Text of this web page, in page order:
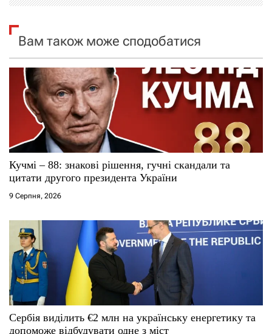
і
я
з
и
с
і
в
Вам також може сподобатися
Кучмі – 88: знакові рішення, гучні скандали та
цитати другого президента України
9 Серпня, 2026
Сербія виділить €2 млн на українську енергетику та
допоможе відбудувати одне з міст